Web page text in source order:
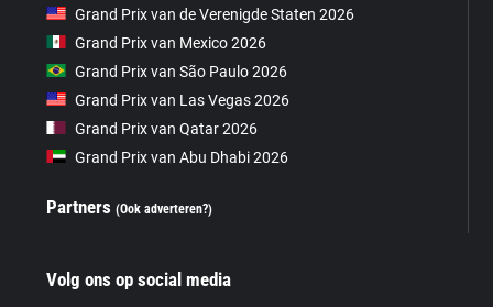
Grand Prix van de Verenigde Staten 2026
Grand Prix van Mexico 2026
Grand Prix van São Paulo 2026
Grand Prix van Las Vegas 2026
Grand Prix van Qatar 2026
Grand Prix van Abu Dhabi 2026
Partners(Ook adverteren?)
Volg ons op social media